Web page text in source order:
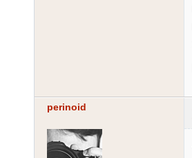
perinoid